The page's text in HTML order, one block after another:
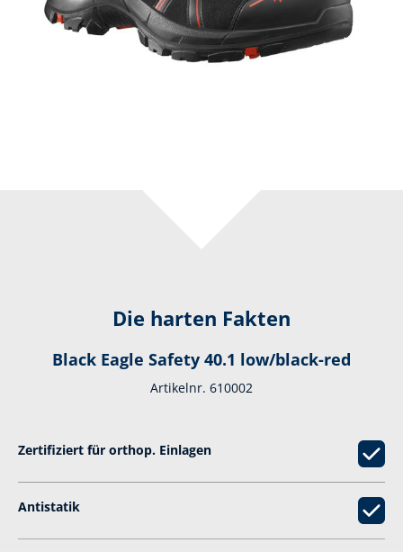
Die harten Fakten
Black Eagle Safety 40.1 low/black-red
Artikelnr. 610002
Zertifiziert für orthop. Einlagen
Antistatik